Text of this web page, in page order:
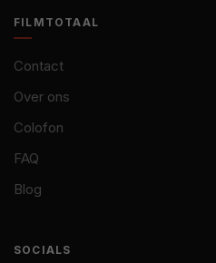
FILMTOTAAL
Contact
Over ons
Colofon
FAQ
Blog
SOCIALS